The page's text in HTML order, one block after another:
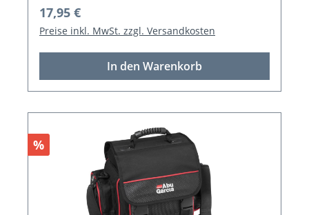
Regulärer Preis:
17,95 €
Preise inkl. MwSt. zzgl. Versandkosten
In den Warenkorb
Rabatt
%